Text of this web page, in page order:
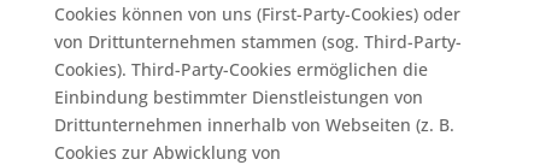
Cookies können von uns (First-Party-Cookies) oder
von Drittunternehmen stammen (sog. Third-Party-
Cookies). Third-Party-Cookies ermöglichen die
Einbindung bestimmter Dienstleistungen von
Drittunternehmen innerhalb von Webseiten (z. B.
Cookies zur Abwicklung von